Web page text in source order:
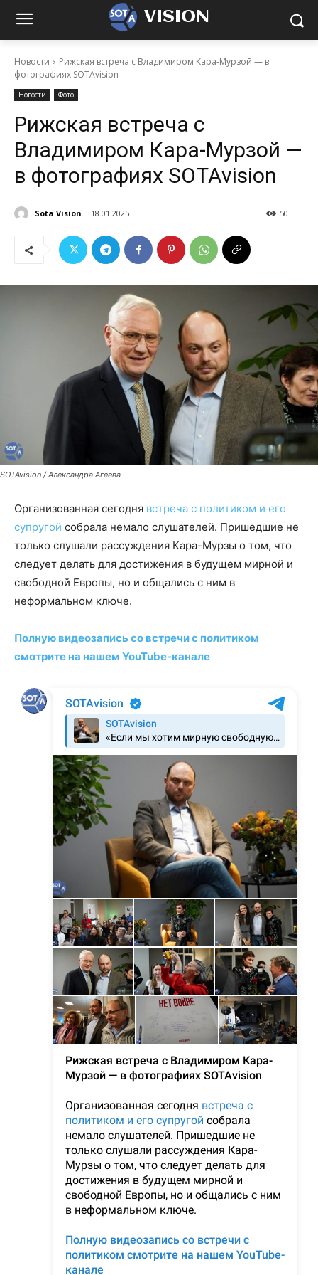
VISION
Новости
Рижская встреча с Владимиром Кара-Мурзой — в
фотографиях SOTAvision
Новости Фото
Рижская встреча с
Владимиром Кара-Мурзой —
в фотографиях SOTAvision
Sota Vision 18.01.2025 50
SOTAvision / Александра Агеева
Организованная сегодня встреча с политиком и его
супругой собрала немало слушателей. Пришедшие не
только слушали рассуждения Кара-Мурзы о том, что
следует делать для достижения в будущем мирной и
свободной Европы, но и общались с ним в
неформальном ключе.
Полную видеозапись со встречи с политиком
смотрите на нашем YouTube-канале